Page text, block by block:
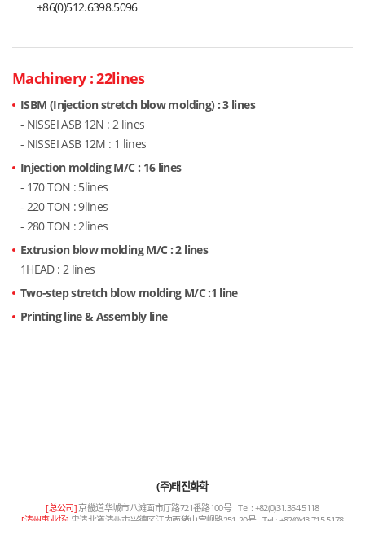
+86(0)512.6398.5096
Machinery : 22lines
ISBM (Injection stretch blow molding) : 3 lines
- NISSEI ASB 12N : 2 lines
- NISSEI ASB 12M : 1 lines
Injection molding M/C : 16 lines
- 170 TON : 5lines
- 220 TON : 9lines
- 280 TON : 2lines
Extrusion blow molding M/C : 2 lines
1HEAD : 2 lines
Two-step stretch blow molding M/C :1 line
Printing line & Assembly line
(주)태진화학
[总公司]京畿道华城市八滩面市厅路721番路100号 Tel : +82(0)31.354.5118
[清州事业场] 忠清北道清州市兴德区江内面猪山宫岘路251-20号 Tel : +82(0)43.715.5178